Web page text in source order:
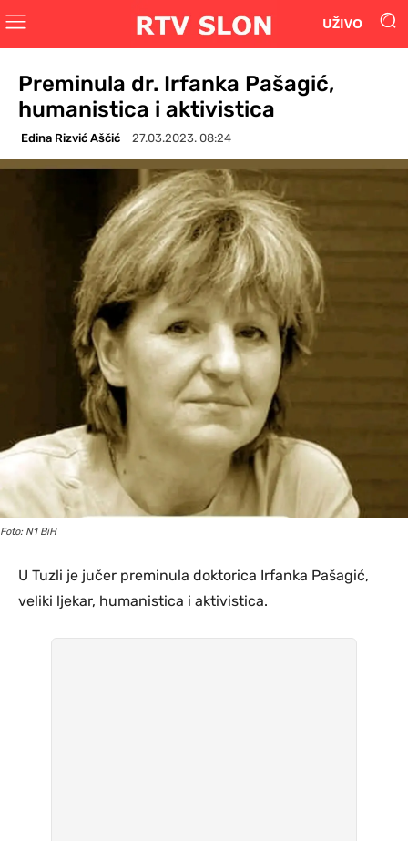
UŽIVO
Preminula dr. Irfanka Pašagić,
humanistica i aktivistica
Edina Rizvić Aščić 27.03.2023. 08:24
Foto: N1 BiH
U Tuzli je jučer preminula doktorica Irfanka Pašagić,
veliki ljekar, humanistica i aktivistica.